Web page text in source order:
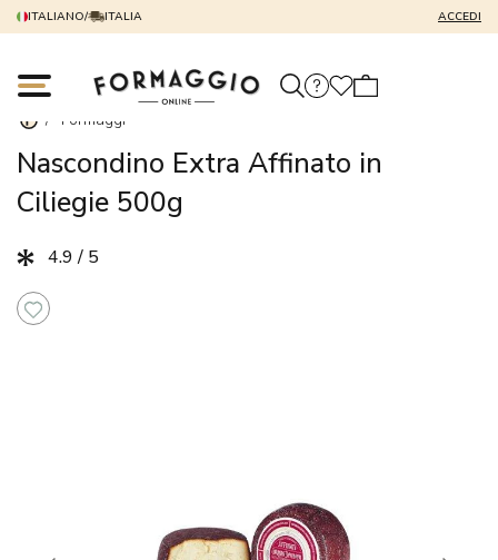
ITALIANO/ ITALIA ACCEDI
/ Formaggi
Nascondino Extra Affinato in
Ciliegie 500g
4.9 / 5